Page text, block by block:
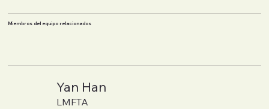
Yan Han
LMFTA
Miembros del equipo relacionados